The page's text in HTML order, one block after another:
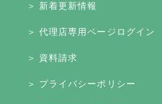
＞ 新着更新情報
＞ 代理店専用ページログイン
＞ 資料請求
＞ プライバシーポリシー